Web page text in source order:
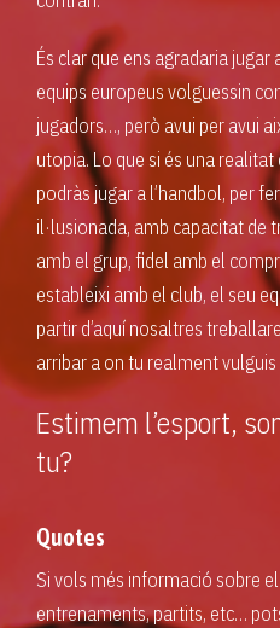
És clar que ens agradaria jugar
equips europeus volguessin
jugadors…, però avui per avui
utopia. Lo que si és una
podràs jugar a l’handbol, per
il·lusionada, amb capacitat de
amb el grup, fidel amb el
estableixi amb el club, el seu
partir d’aquí nosaltres
arribar a on tu realment vulguis
Estimem l’esport,
tu?
Quotes
Si vols més informació sobre
entrenaments, partits, etc…